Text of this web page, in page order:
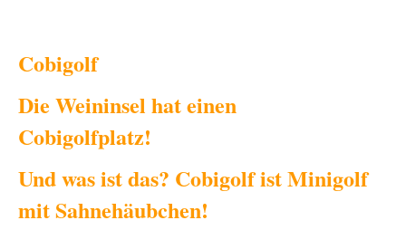
Cobigolf
Die Weininsel hateinen
Cobigolfplatz!
Und was ist das? Cobigolf ist Minigolf
mit Sahnehäubchen!